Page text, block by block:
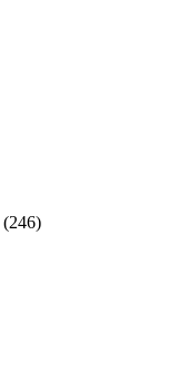
(246)